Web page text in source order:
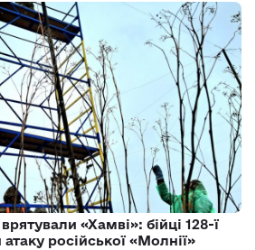
«Хамві»: бійці 128-ї
російської «Молнії»